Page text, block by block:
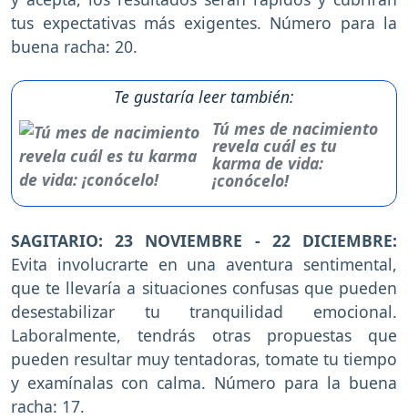
tus expectativas más exigentes. Número para la
buena racha: 20.
Te gustaría leer también:
Tú mes de nacimiento
revela cuál es tu
karma de vida:
¡conócelo!
SAGITARIO: 23 NOVIEMBRE - 22 DICIEMBRE:
Evita involucrarte en una aventura sentimental,
que te llevaría a situaciones confusas que pueden
desestabilizar tu tranquilidad emocional.
Laboralmente, tendrás otras propuestas que
pueden resultar muy tentadoras, tomate tu tiempo
y examínalas con calma. Número para la buena
racha: 17.